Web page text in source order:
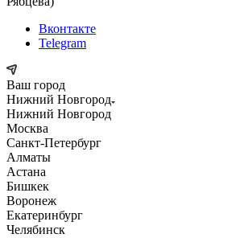
Вконтакте
Telegram
Ваш город
Нижний Новгород
Нижний Новгород
Москва
Санкт-Петербург
Алматы
Астана
Бишкек
Воронеж
Екатеринбург
Челябинск